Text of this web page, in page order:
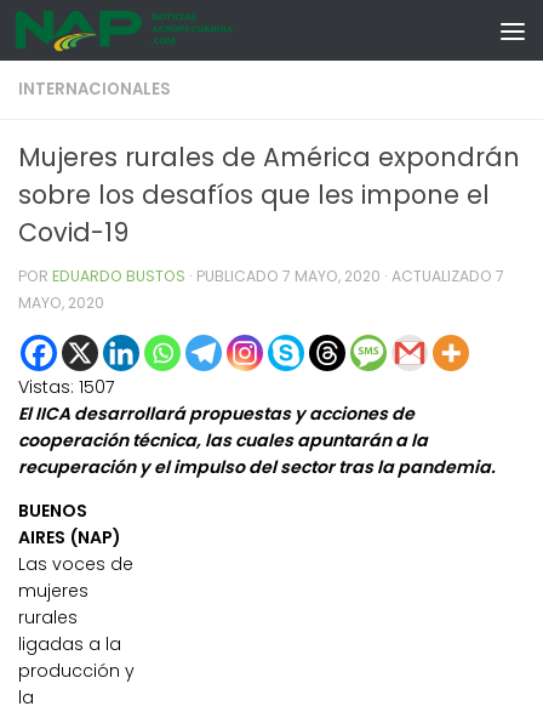
Skip to content
INTERNACIONALES
Mujeres rurales de América expondrán
sobre los desafíos que les impone el
Covid-19
POR EDUARDO BUSTOS · PUBLICADO 7 MAYO, 2020 · ACTUALIZADO 7
MAYO, 2020
Vistas: 1507
El IICA desarrollará propuestas y acciones de
cooperación técnica, las cuales apuntarán a la
recuperación y el impulso del sector tras la pandemia.
BUENOS
AIRES (NAP)
Las voces de
mujeres
rurales
ligadas a la
producción y
la